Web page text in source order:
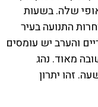
שלה. בשעות
התנועה בעיר
והערב יש עומסים
מאוד. נהג
זהו יתרון